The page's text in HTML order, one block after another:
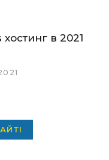
в 2021